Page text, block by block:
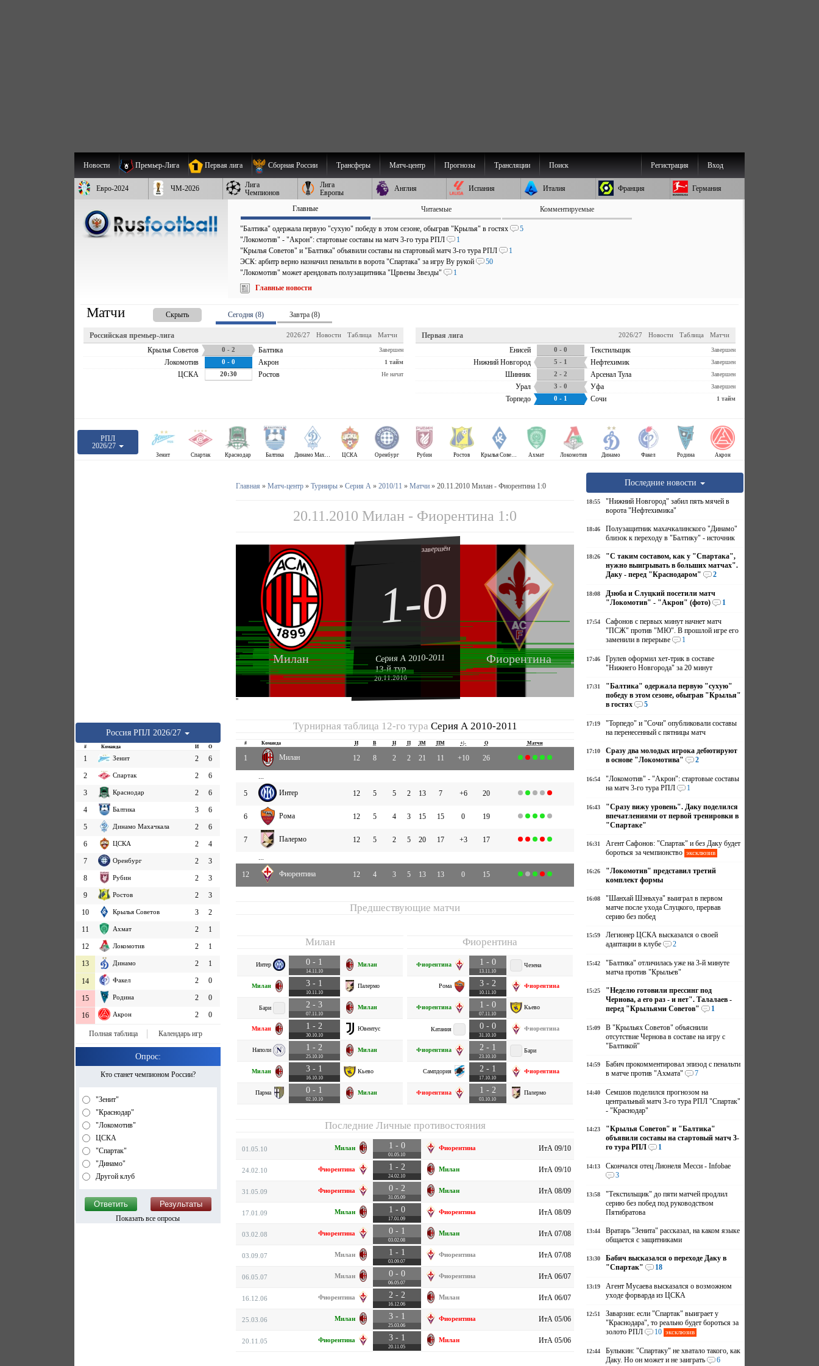
Новости Премьер-Лига Первая лига Сборная России Трансферы Матч-центр Прогнозы Трансляции Поиск Вход
Регистрация
Евро-2024 ЧМ-2026
Лига
Чемпионов
Лига
Европы
Англия Испания Италия Франция Германия
Главные Читаемые Комментируемые
"Балтика" одержала первую "сухую" победу в этом сезоне, обыграв "Крылья" в гостях
5
"Локомотив" - "Акрон": стартовые составы на матч 3-го тура РПЛ
1
"Крылья Советов" и "Балтика" объявили составы на стартовый матч 3-го тура РПЛ
1
ЭСК: арбитр верно назначил пенальти в ворота "Спартака" за игру Ву рукой
50
"Локомотив" может арендовать полузащитника "Црвены Звезды"
1
Главные новости
Матчи Скрыть Сегодня (8) Завтра (8)
Российская премьер-лига Матчи
Таблица
Новости
2026/27
Крылья Советов 0 - 2 Балтика Завершен
Локомотив 0 - 0 Акрон 1 тайм
ЦСКА 20:30 Ростов Не начат
Первая лига Матчи
Таблица
Новости
2026/27
Енисей 0 - 0 Текстильщик Завершен
Нижний Новгород 5 - 1 Нефтехимик Завершен
Шинник 2 - 2 Арсенал Тула Завершен
Урал 3 - 0 Уфа Завершен
Торпедо 0 - 1 Сочи 1 тайм
РПЛ
2026/27
Зенит Спартак Краснодар Балтика Динамо Махачкала ЦСКА Оренбург Рубин Ростов Крылья Советов Ахмат Локомотив Динамо Факел Родина Акрон
Россия РПЛ 2026/27
# Команда И О
1 Зенит 2
6
2
Спартак 2
6
3
Краснодар 2
6
4
Балтика 3
6
5
Динамо Махачкала 2
6
6
ЦСКА 2
4
7
Оренбург 2
3
8
Рубин 2
3
9
Ростов 2
3
10
Крылья Советов 3
2
11
Ахмат 2
1
12
Локомотив 2
1
13
Динамо 2 1
14 Факел 2 0
15 Родина 2 0
16 Акрон 2 0
Полная таблица Календарь игр
Опрос:
Кто станет чемпионом России?
"Зенит"
"Краснодар"
"Локомотив"
ЦСКА
"Спартак"
"Динамо"
Другой клуб
Показать все опросы
Главная » Матч-центр» Турниры» Серия А» 2010/11 » Матчи» 20.11.2010 Милан - Фиорентина 1:0
20.11.2010 Милан - Фиорентина 1:0
Милан Фиорентина
завершён
1-0
Серия А 2010-2011
13-й тур
20.11.2010
''
Турнирная таблица 12-го тура Серия А 2010-2011
# Команда И В Н П ЗМ ПМ +|- О Матчи
1 Милан 12 8 2 2 21 11 +10 26
...
5
Интер 12 5 5 2 13 7 +6 20
6 Рома 12 5 4 3 15 15 0 19
7 Палермо 12 5 2 5 20 17 +3 17
...
12
Фиорентина 12 4 3 5 13 13 0 15
Предшествующие матчи
Милан
Интер 0 - 1
14.11.10
Милан
Милан 3 - 1
10.11.10
Палермо
Бари 2 - 3
07.11.10
Милан
Милан 1 - 2
30.10.10
Ювентус
Наполи 1 - 2
25.10.10
Милан
Милан 3 - 1
16.10.10
Кьево
Парма 0 - 1
02.10.10
Милан
Фиорентина
Фиорентина 1 - 0
13.11.10
Чезена
Рома 3 - 2
10.11.10
Фиорентина
Фиорентина 1 - 0
07.11.10
Кьево
Катания 0 - 0
31.10.10
Фиорентина
Фиорентина 2 - 1
23.10.10
Бари
Сампдория 2 - 1
17.10.10
Фиорентина
Фиорентина 1 - 2
03.10.10
Палермо
Последние Личные противостояния
01.05.10 Милан 1 - 0
01.05.10
Фиорентина ИтА 09/10
24.02.10 Фиорентина 1 - 2
24.02.10
Милан ИтА 09/10
31.05.09 Фиорентина 0 - 2
31.05.09
Милан ИтА 08/09
17.01.09 Милан 1 - 0
17.01.09
Фиорентина ИтА 08/09
03.02.08 Фиорентина 0 - 1
03.02.08
Милан ИтА 07/08
03.09.07 Милан 1 - 1
03.09.07
Фиорентина ИтА 07/08
06.05.07 Милан 0 - 0
06.05.07
Фиорентина ИтА 06/07
16.12.06 Фиорентина 2 - 2
16.12.06
Милан ИтА 06/07
25.03.06 Милан 3 - 1
25.03.06
Фиорентина ИтА 05/06
20.11.05 Фиорентина 3 - 1
20.11.05
Милан ИтА 05/06
Последние новости
18:55
"Нижний Новгород" забил пять мячей в
ворота "Нефтехимика"
18:46
Полузащитник махачкалинского "Динамо"
близок к переходу в "Балтику" - источник
18:26
"С таким составом, как у "Спартака",
нужно выигрывать в больших матчах".
Даку - перед "Краснодаром"
2
18:08
Дзюба и Слуцкий посетили матч
"Локомотив" - "Акрон" (фото)
1
17:54
Сафонов с первых минут начнет матч
"ПСЖ" против "МЮ". В прошлой игре его
заменили в перерыве
1
17:46
Грулев оформил хет-трик в составе
"Нижнего Новгорода" за 20 минут
17:31
"Балтика" одержала первую "сухую"
победу в этом сезоне, обыграв "Крылья"
в гостях
5
17:19
"Торпедо" и "Сочи" опубликовали составы
на перенесенный с пятницы матч
17:10
Сразу два молодых игрока дебютируют
в основе "Локомотива"
2
16:54
"Локомотив" - "Акрон": стартовые составы
на матч 3-го тура РПЛ
1
16:43
"Сразу вижу уровень". Даку поделился
впечатлениями от первой тренировки в
"Спартаке"
16:31
Агент Сафонов: "Спартак" и без Даку будет
бороться за чемпионство эксклюзив
16:26
"Локомотив" представил третий
комплект формы
16:08
"Шанхай Шэньхуа" выиграл в первом
матче после ухода Слуцкого, прервав
серию без побед
15:59
Легионер ЦСКА высказался о своей
адаптации в клубе
2
15:42
"Балтика" отличилась уже на 3-й минуте
матча против "Крыльев"
15:25
"Неделю готовили прессинг под
Чернова, а его раз - и нет". Талалаев -
перед "Крыльями Советов"
1
15:09
В "Крыльях Советов" объяснили
отсутствие Чернова в составе на игру с
"Балтикой"
14:59
Бабич прокомментировал эпизод с пенальти
в матче против "Ахмата"
7
14:40
Семшов поделился прогнозом на
центральный матч 3-го тура РПЛ "Спартак"
- "Краснодар"
14:23
"Крылья Советов" и "Балтика"
объявили составы на стартовый матч 3-
го тура РПЛ
1
14:13
Скончался отец Лионеля Месси - Infobae
3
13:58
"Текстильщик" до пяти матчей продлил
серию без побед под руководством
Пятибратова
13:44
Вратарь "Зенита" рассказал, на каком языке
общается с защитниками
13:30
Бабич высказался о переходе Даку в
"Спартак"
18
13:19
Агент Мусаева высказался о возможном
уходе форварда из ЦСКА
12:51
Заварзин: если "Спартак" выиграет у
"Краснодара", то реально будет бороться за
золото РПЛ
10 эксклюзив
12:44
Булыкин: "Спартаку" не хватало такого, как
Даку. Но он может и не заиграть
6